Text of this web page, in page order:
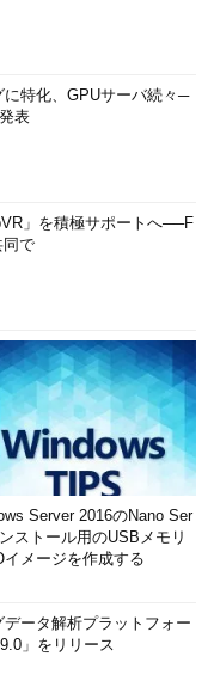
特化、GPUサーバ続々─
表
」を積極サポートへ──F
同で
Server 2016のNano Ser
ストール用のUSBメモリ
イメージを作成する
ータ解析プラットフォー
」をリリース